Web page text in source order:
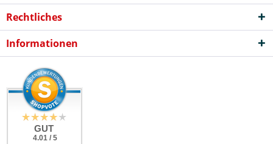
Rechtliches
Informationen
GUT
4.01 / 5